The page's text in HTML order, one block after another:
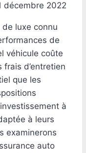
décembre 2022
de luxe connu
de
véhicule coûte
frais d’entretien
que les
à
à leurs
examinerons
auto